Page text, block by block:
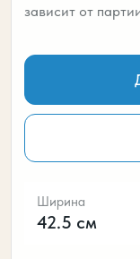
зависит от
Ширина
42.5 см